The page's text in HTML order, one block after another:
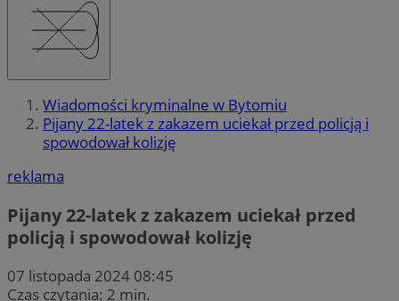
Wiadomości kryminalne w Bytomiu
Pijany 22-latek z zakazem uciekał przed policją i
spowodował kolizję
reklama
Pijany 22-latek z zakazem uciekał przed
policją i spowodował kolizję
07 listopada 2024 08:45
Czas czytania: 2 min.